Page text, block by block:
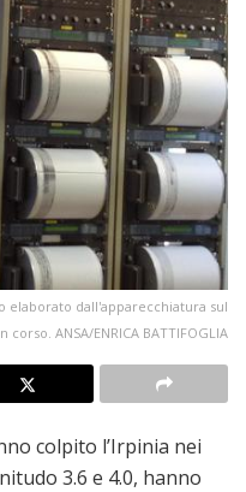
elaborato dall'apparecchiatura sul
corso. ANSA/ENRICA BATTIFOGLIA
colpito l’Irpinia nei
3.6 e 4.0, hanno